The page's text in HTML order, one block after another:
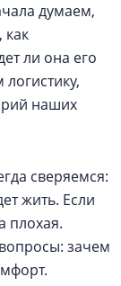
думаем,
как
ли она его
наших
сверяемся:
жить. Если
плохая.
зачем